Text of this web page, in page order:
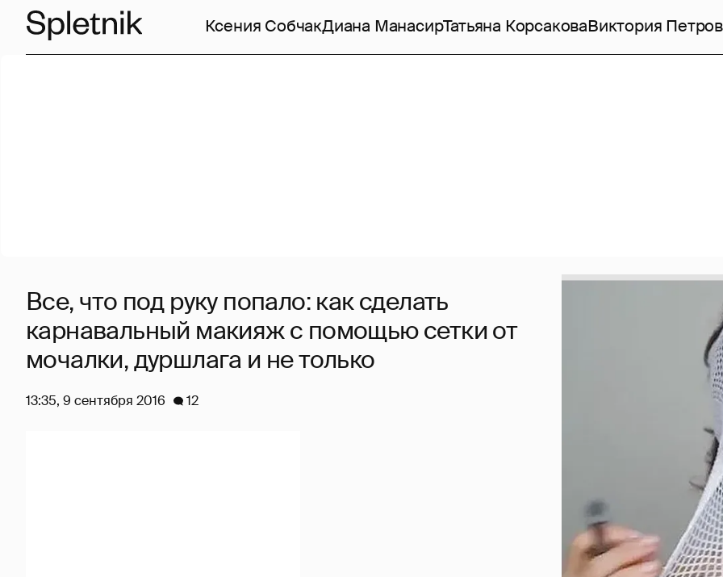
Ксения СобчакДиана МанасирТатьяна КорсаковаВиктория
Все, что под руку попало: как сделать
карнавальный макияж с помощью сетки от
мочалки, дуршлага и не только
13:35, 9 сентября 2016 12